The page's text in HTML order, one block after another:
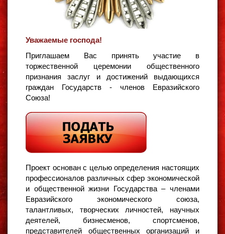
Уважаемые господа!
Приглашаем Вас принять участие в
торжественной церемонии общественного
признания заслуг и достижений выдающихся
граждан Государств - членов Евразийского
Союза!
Проект основан с целью определения настоящих
профессионалов различных сфер экономической
и общественной жизни Государства – членами
Евразийского экономического союза,
талантливых, творческих личностей, научных
деятелей, бизнесменов, спортсменов,
представителей общественных организаций и